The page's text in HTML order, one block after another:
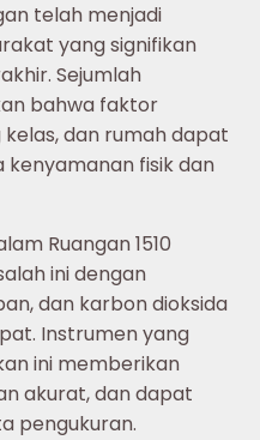
telah menjadi
yang signifikan
Sejumlah
bahwa faktor
dan rumah dapat
fisik dan
Ruangan 1510
ini dengan
dan karbon dioksida
Instrumen yang
ini memberikan
akurat, dan dapat
pengukuran.